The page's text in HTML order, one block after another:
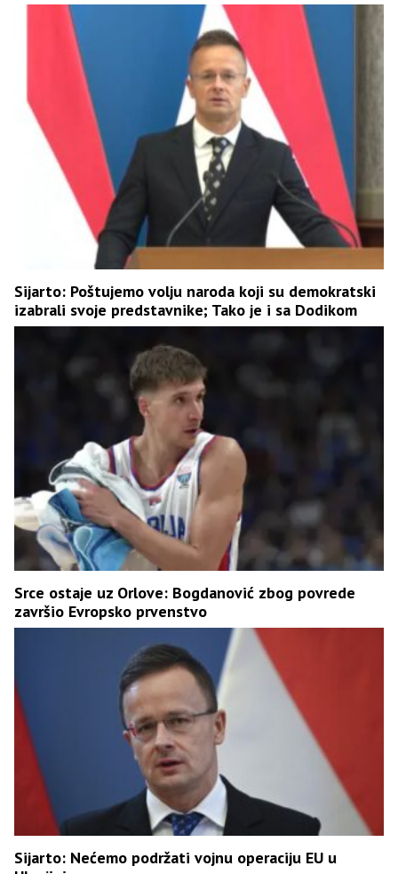
Sijarto: Poštujemo volju naroda koji su demokratski
izabrali svoje predstavnike; Tako je i sa Dodikom
Srce ostaje uz Orlove: Bogdanović zbog povrede
završio Evropsko prvenstvo
Sijarto: Nećemo podržati vojnu operaciju EU u